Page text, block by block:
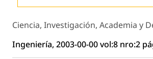
Ciencia, Investigación, Academia y
Ingeniería, 2003-00-00 vol:8 nro:2